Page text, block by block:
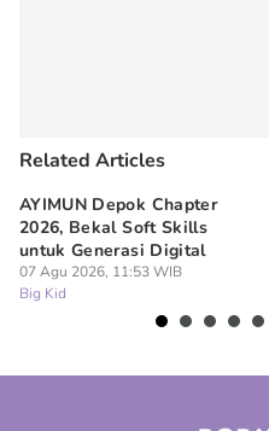
Related Articles
AYIMUN Depok Chapter
2026, Bekal Soft Skills
untuk Generasi Digital
07 Agu 2026, 11:53 WIB
Big Kid